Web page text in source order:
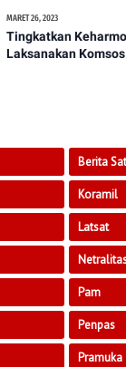
MARET 26, 2023
Tingkatkan
Laksanakan
Berita
Koramil
Latsat
Pam
Penpas
Pramuka